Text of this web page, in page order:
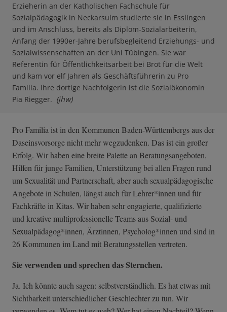
Erzieherin an der Katholischen Fachschule für
Sozialpädagogik in Neckarsulm studierte sie in Esslingen
und im Anschluss, bereits als Diplom-Sozialarbeiterin,
Anfang der 1990er-Jahre berufsbegleitend Erziehungs- und
Sozialwissenschaften an der Uni Tübingen. Sie war
Referentin für Öffentlichkeitsarbeit bei Brot für die Welt
und kam vor elf Jahren als Geschäftsführerin zu Pro
Familia. Ihre dortige Nachfolgerin ist die Sozialökonomin
Pia Riegger. (jhw)
Pro Familia ist in den Kommunen Baden-Württembergs aus der
Daseinsvorsorge nicht mehr wegzudenken. Das ist ein großer
Erfolg. Wir haben eine breite Palette an Beratungsangeboten,
Hilfen für junge Familien, Unterstützung bei allen Fragen rund
um Sexualität und Partnerschaft, aber auch sexualpädagogische
Angebote in Schulen, längst auch für Lehrer*innen und für
Fachkräfte in Kitas. Wir haben sehr engagierte, qualifizierte
und kreative multiprofessionelle Teams aus Sozial- und
Sexualpädagog*innen, Ärztinnen, Psycholog*innen und sind in
26 Kommunen im Land mit Beratungsstellen vertreten.
Sie verwenden und sprechen das Sternchen.
Ja. Ich könnte auch sagen: selbstverständlich. Es hat etwas mit
Sichtbarkeit unterschiedlicher Geschlechter zu tun. Wir